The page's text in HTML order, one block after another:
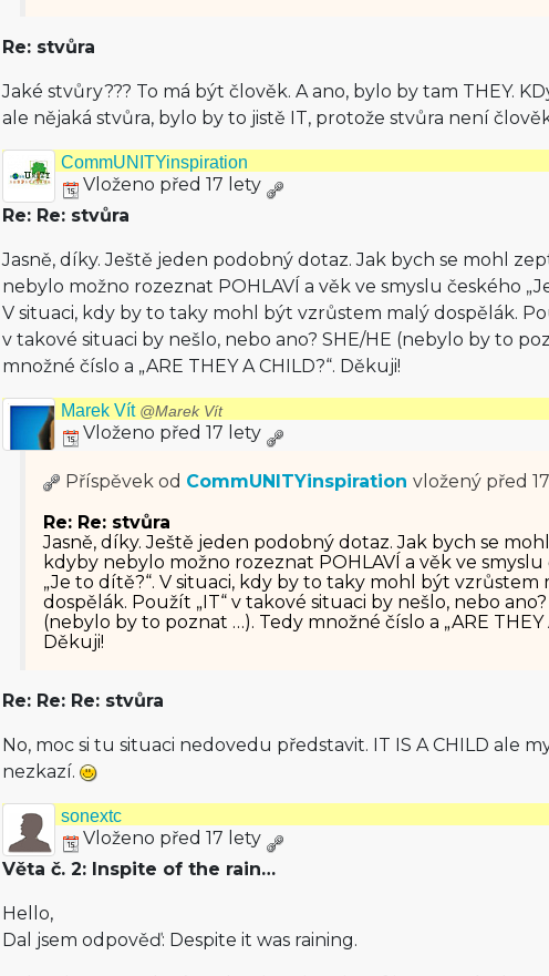
Re: stvůra
Jaké stvůry??? To má být člověk. A ano, bylo by tam THEY.
ale nějaká stvůra, bylo by to jistě IT, protože stvůra není
CommUNITYinspiration
Vloženo před 17 lety
Re: Re: stvůra
Jasně, díky. Ještě jeden podobný dotaz. Jak bych se mohl
nebylo možno rozeznat POHLAVÍ a věk ve smyslu českého
V situaci, kdy by to taky mohl být vzrůstem malý dospělák.
v takové situaci by nešlo, nebo ano? SHE/HE (nebylo by to
množné číslo a „ARE THEY A CHILD?“. Děkuji!
Marek Vít @Marek Vít
Vloženo před 17 lety
Příspěvek od CommUNITYinspiration vložený před
Re: Re: stvůra
Jasně, díky. Ještě jeden podobný dotaz. Jak bych se
kdyby nebylo možno rozeznat POHLAVÍ a věk ve smyslu
„Je to dítě?“. V situaci, kdy by to taky mohl být vzrůstem
dospělák. Použít „IT“ v takové situaci by nešlo, nebo ano?
(nebylo by to poznat …). Tedy množné číslo a „ARE THEY
Děkuji!
Re: Re: Re: stvůra
No, moc si tu situaci nedovedu představit. IT IS A CHILD ale
nezkazí.
sonextc
Vloženo před 17 lety
Věta č. 2: Inspite of the rain…
Hello,
Dal jsem odpověď: Despite it was raining.